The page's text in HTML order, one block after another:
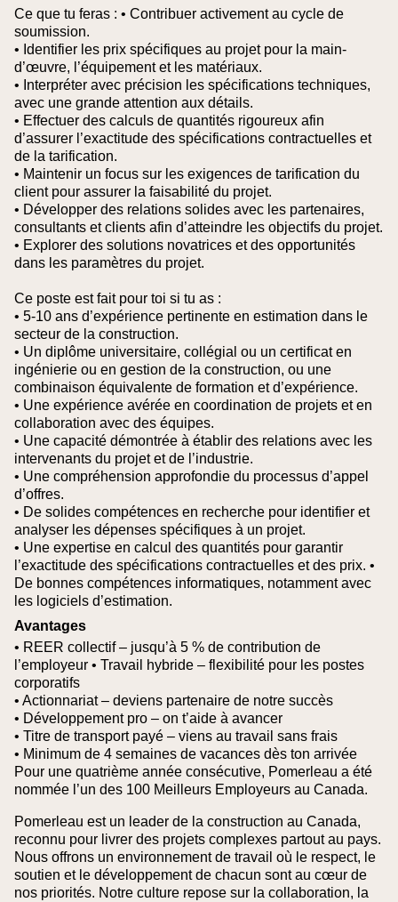
Ce que tu feras : • Contribuer activement au cycle de
soumission.
• Identifier les prix spécifiques au projet pour la main-
d’œuvre, l’équipement et les matériaux.
• Interpréter avec précision les spécifications techniques,
avec une grande attention aux détails.
• Effectuer des calculs de quantités rigoureux afin
d’assurer l’exactitude des spécifications contractuelles et
de la tarification.
• Maintenir un focus sur les exigences de tarification du
client pour assurer la faisabilité du projet.
• Développer des relations solides avec les partenaires,
consultants et clients afin d’atteindre les objectifs du projet.
• Explorer des solutions novatrices et des opportunités
dans les paramètres du projet.
Ce poste est fait pour toi si tu as :
• 5-10 ans d’expérience pertinente en estimation dans le
secteur de la construction.
• Un diplôme universitaire, collégial ou un certificat en
ingénierie ou en gestion de la construction, ou une
combinaison équivalente de formation et d’expérience.
• Une expérience avérée en coordination de projets et en
collaboration avec des équipes.
• Une capacité démontrée à établir des relations avec les
intervenants du projet et de l’industrie.
• Une compréhension approfondie du processus d’appel
d’offres.
• De solides compétences en recherche pour identifier et
analyser les dépenses spécifiques à un projet.
• Une expertise en calcul des quantités pour garantir
l’exactitude des spécifications contractuelles et des prix. •
De bonnes compétences informatiques, notamment avec
les logiciels d’estimation.
Avantages
• REER collectif – jusqu’à 5 % de contribution de
l’employeur • Travail hybride – flexibilité pour les postes
corporatifs
• Actionnariat – deviens partenaire de notre succès
• Développement pro – on t’aide à avancer
• Titre de transport payé – viens au travail sans frais
• Minimum de 4 semaines de vacances dès ton arrivée
Pour une quatrième année consécutive, Pomerleau a été
nommée l’un des 100 Meilleurs Employeurs au Canada.
Pomerleau est un leader de la construction au Canada,
reconnu pour livrer des projets complexes partout au pays.
Nous offrons un environnement de travail où le respect, le
soutien et le développement de chacun sont au cœur de
nos priorités. Notre culture repose sur la collaboration, la